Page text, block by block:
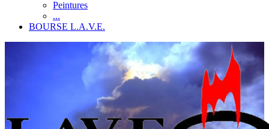
Peintures
...
BOURSE L.A.V.E.